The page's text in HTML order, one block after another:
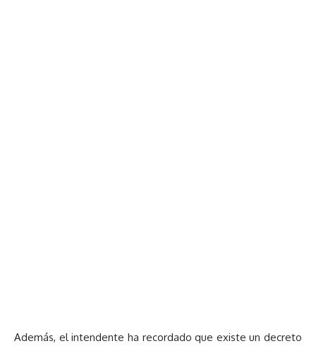
Además, el intendente ha recordado que existe un decreto